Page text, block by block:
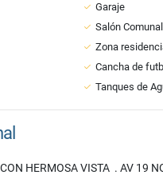
Garaje
Salón Comunal
Zona
Cancha de
Tanques de
HERMOSA VISTA . AV 19